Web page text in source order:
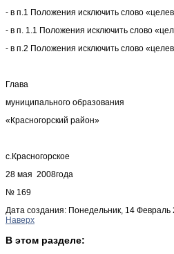
- в п.1 Положения исключить слово
- в п. 1.1 Положения исключить слово
- в п.2 Положения исключить слово
Глава
муниципального образования
«Красногорский
с.Красногорское
28 мая 2008года
№ 169
Дата создания: Понедельник, 14 Февраль
Наверх
В этом разделе: